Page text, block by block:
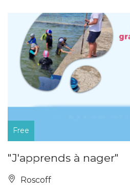
Free
"J'apprends à nager"
Roscoff